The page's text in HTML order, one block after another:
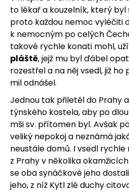
to lékař a kouzelník, který
proto každou nemoc vyléčiti
k nemocným po celých
takové rychle konati mohl,
pláště, jejž mu byl ďábel
rozestřel a na něj vsedl, již
mil odnášel.
Jednou tak přiletěl do Prahy
týnského kostela, aby po
mši sv. přítomen byl. Avšak
veliký nepokoj a neznámá
neustále domů. I vsedl rychle
z Prahy v několika
se oba synáčkové jeho
jeho, z níž Kytl zlé duchy